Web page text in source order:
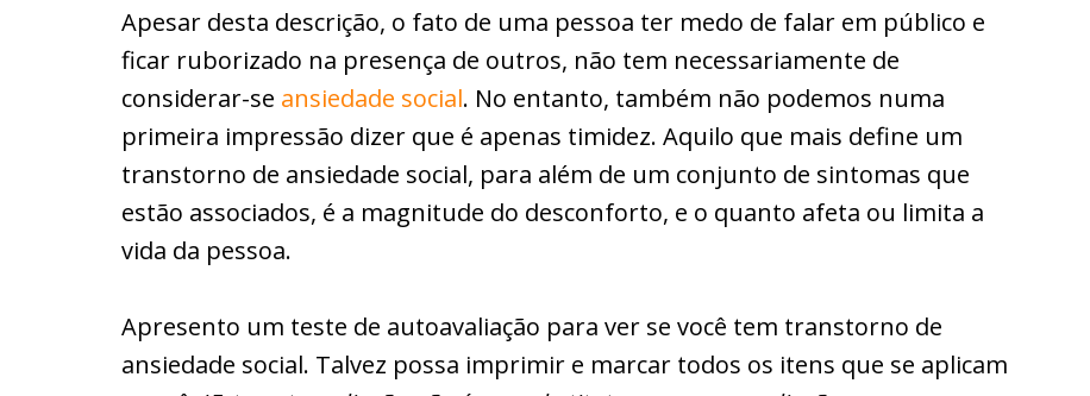
Apesar desta descrição, o fato de uma pessoa ter medo de falar em público e
ficar ruborizado na presença de outros, não tem necessariamente de
considerar-se ansiedade social. No entanto, também não podemos numa
primeira impressão dizer que é apenas timidez. Aquilo que mais define um
transtorno de ansiedade social, para além de um conjunto de sintomas que
estão associados, é a magnitude do desconforto, e o quanto afeta ou limita a
vida da pessoa.
Apresento um teste de autoavaliação para ver se você tem transtorno de
ansiedade social. Talvez possa imprimir e marcar todos os itens que se aplicam